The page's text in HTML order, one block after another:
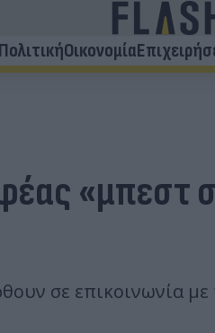
ΠολιτικήΟικονομία
«μπεστ
σε επικοινωνία